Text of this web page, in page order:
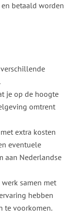
betaald worden
je op de hoogte
omtrent
extra kosten
eventuele
aan Nederlandse
samen met
hebben
te voorkomen.